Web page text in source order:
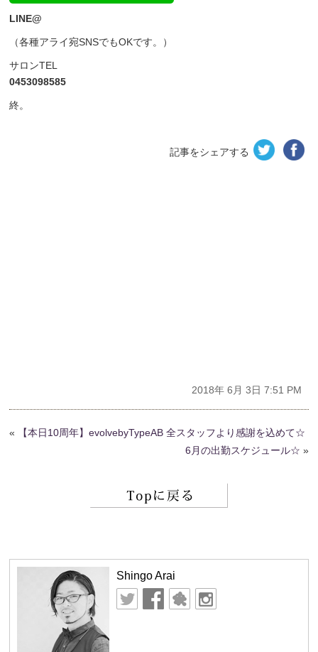
LINE@
（各種アライ宛SNSでもOKです。）
サロンTEL
0453098585
終。
記事をシェアする
2018年 6月 3日 7:51 PM
«
【本日10周年】evolvebyTypeAB 全スタッフより感謝を込めて☆
6月の出勤スケジュール☆ »
Shingo Arai